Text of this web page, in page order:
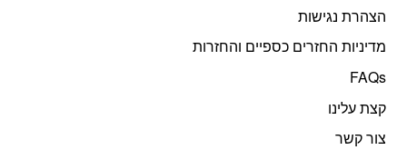
הצהרת נגישות
מדיניות החזרים כספיים והחזרות
FAQs
קצת עלינו
צור קשר